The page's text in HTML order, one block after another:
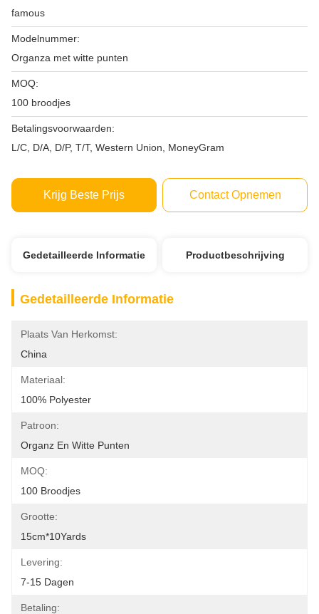
famous
Modelnummer:
Organza met witte punten
MOQ:
100 broodjes
Betalingsvoorwaarden:
L/C, D/A, D/P, T/T, Western Union, MoneyGram
Krijg Beste Prijs Contact Opnemen
Gedetailleerde Informatie Productbeschrijving
Gedetailleerde Informatie
Plaats Van Herkomst:
China
Materiaal:
100% Polyester
Patroon:
Organz En Witte Punten
MOQ:
100 Broodjes
Grootte:
15cm*10Yards
Levering:
7-15 Dagen
Betaling: